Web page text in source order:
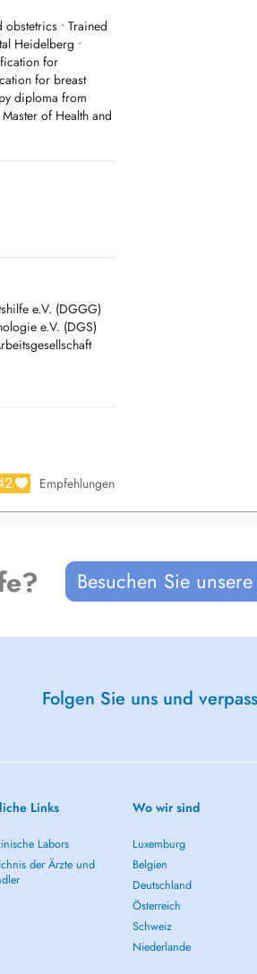
A prior telephone
Phone: +352
please call our
• Trained
Heidelberg •
for
for breast
diploma from
of Health and
e.V. (DGGG)
e.V. (DGS)
Empfehlungen
Besuchen Sie
Folgen Sie uns und
Links
Labors
der Ärzte und
Wo wir sind
Luxemburg
Belgien
Deutschland
Österreich
Schweiz
Niederlande